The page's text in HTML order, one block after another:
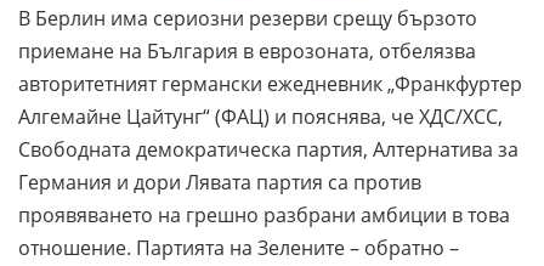
В Берлин има сериозни резерви срещу бързото
приемане на България в еврозоната, отбелязва
авторитетният германски ежедневник „Франкфуртер
Алгемайне Цайтунг“ (ФАЦ) и пояснява, че ХДС/ХСС,
Свободната демократическа партия, Алтернатива за
Германия и дори Лявата партия са против
проявяването на грешно разбрани амбиции в това
отношение. Партията на Зелените – обратно –